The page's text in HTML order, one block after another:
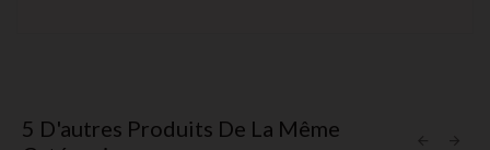
5 D'autres Produits De La Même